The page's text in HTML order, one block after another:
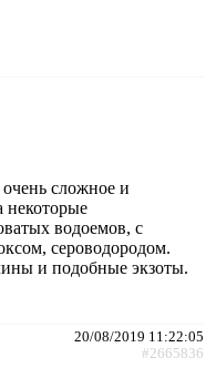
очень сложное и
некоторые
водоемов, с
сероводородом.
и подобные экзоты.
20/08/2019 11:22:05
#2665836